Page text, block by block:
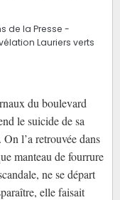
de la Presse -
Lauriers verts
du boulevard
le suicide de sa
l’a retrouvée dans
manteau de fourrure
ne se départ
elle faisait